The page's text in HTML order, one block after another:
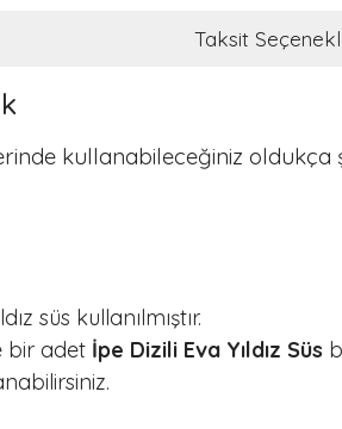
Taksit
kullanabileceğiniz oldukça
süs kullanılmıştır.
bir adet İpe Dizili Eva Yıldız Süs